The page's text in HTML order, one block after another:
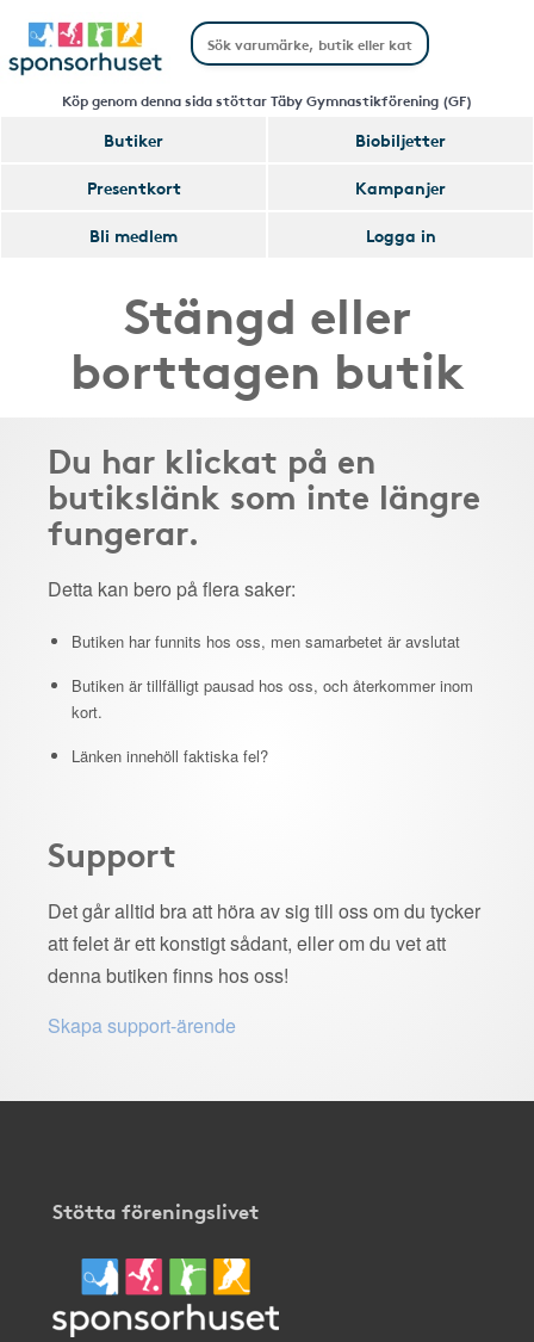
Köp genom denna sida stöttar Täby Gymnastikförening (GF)
Butiker
Biobiljetter
Presentkort
Kampanjer
Bli medlem
Logga in
Stängd eller
borttagen butik
Du har klickat på en
butikslänk som inte längre
fungerar.
Detta kan bero på flera saker:
Butiken har funnits hos oss, men samarbetet är avslutat
Butiken är tillfälligt pausad hos oss, och återkommer inom
kort.
Länken innehöll faktiska fel?
Support
Det går alltid bra att höra av sig till oss om du tycker
att felet är ett konstigt sådant, eller om du vet att
denna butiken finns hos oss!
Skapa support-ärende
Stötta föreningslivet